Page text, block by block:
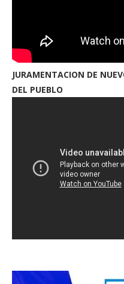
JURAMENTACION DE
DEL PUEBLO